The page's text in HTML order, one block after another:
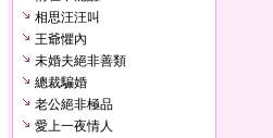
相思汪汪叫
王爺懼內
未婚夫絕非善類
總裁騙婚
老公絕非極品
愛上一夜情人